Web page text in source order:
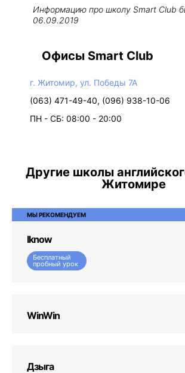
Информацию про школу Smart Club
06.09.2019
Офисы Smart Club
г. Житомир, ул. Победы 7А
(063) 471-49-40, (096) 938-10-06
ПН - СБ: 08:00 - 20:00
Другие школы
Житомире
МЫ РЕКОМЕНДУЕМ
Iknow
Бесплатный
пробный урок
WinWin
Дзыга